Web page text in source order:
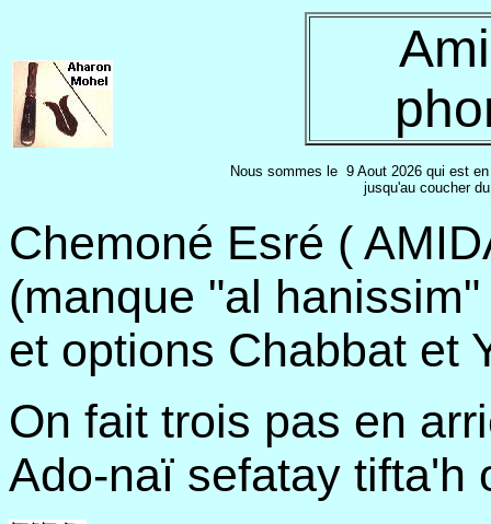
Nous sommes le 9 Aout 2026 qui est
jusqu'au coucher
Chemoné Esré (
(manque "al
et options Chabbat et
On fait trois pas en
Ado-naï sefatay tifta'h